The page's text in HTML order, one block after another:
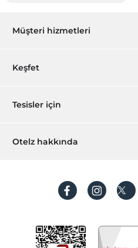
Müşteri hizmetleri
Rezervasyon yönet
Sıkça sorulan sorular
Keşfet
Hediye Kart
Hesap oluştur
Tesisler için
Hemen tesisinizi ekleyin
Otelz hakkında
Koşullar ve şartlar